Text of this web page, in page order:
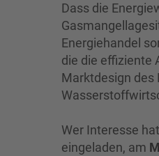
Dass die
Energiehandel
die die effiziente
Marktdesign des
Wer Interesse
eingeladen, am